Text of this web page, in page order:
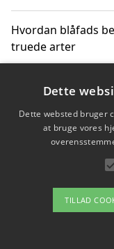
Hvordan blåfads
truede arter
Hvordan kan
Om /
Dette
Dette websted bruger
at bruge vores
TILLAD